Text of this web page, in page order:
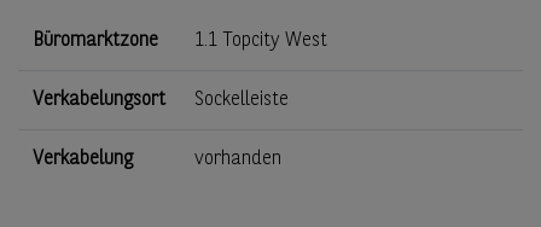
Büromarktzone 1.1 Topcity West
Verkabelungsort Sockelleiste
Verkabelung vorhanden